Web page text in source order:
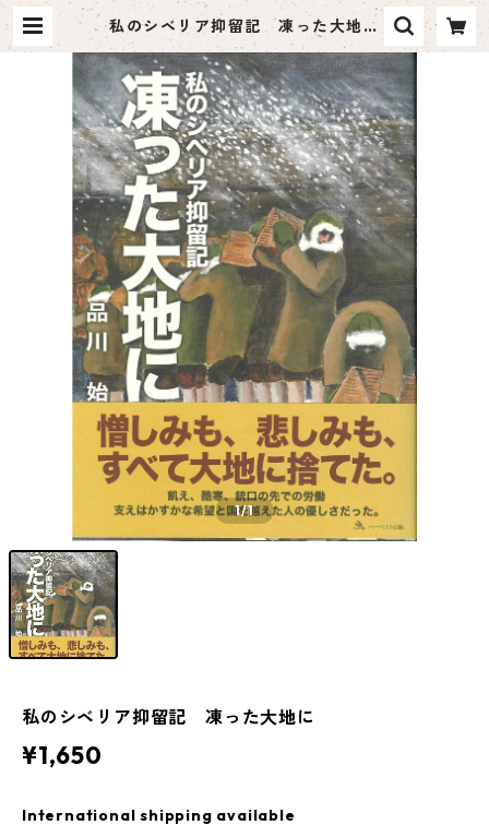
私のシベリア抑留記 凍った大地に
| ハーベスト出版
1/1
私のシベリア抑留記 凍った大地に
¥1,650
International shipping available